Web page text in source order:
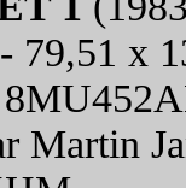
79,51 x
Martin